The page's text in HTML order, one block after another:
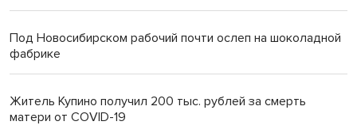
Под Новосибирском рабочий почти ослеп на шоколадной
фабрике
Житель Купино получил 200 тыс. рублей за смерть
матери от COVID-19